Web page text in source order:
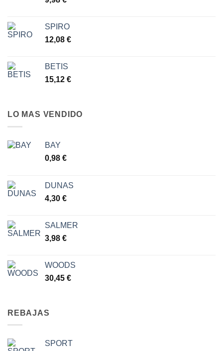
SPIRO
12,08 €
BETIS
15,12 €
LO MAS VENDIDO
BAY
0,98 €
DUNAS
4,30 €
SALMER
3,98 €
WOODS
30,45 €
REBAJAS
SPORT